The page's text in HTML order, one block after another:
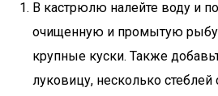
В кастрюлю налейте воду и
очищенную и промытую
крупные куски. Также
луковицу, несколько стеблей